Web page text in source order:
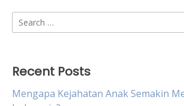
Search
for:
Recent Posts
Mengapa Kejahatan Anak Semakin